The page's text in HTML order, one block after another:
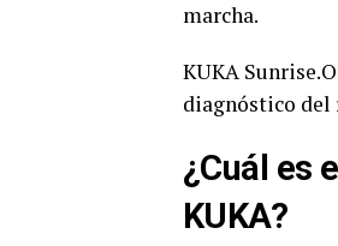
marcha.
KUKA
diagnóstico del
¿Cuál es
KUKA?